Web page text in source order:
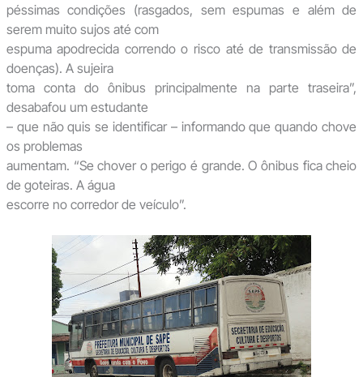
péssimas condições (rasgados, sem espumas e além de
serem muito sujos até com
espuma apodrecida correndo o risco até de transmissão de
doenças). A sujeira
toma conta do ônibus principalmente na parte traseira”,
desabafou um estudante
– que não quis se identificar – informando que quando chove
os problemas
aumentam. “Se chover o perigo é grande. O ônibus fica cheio
de goteiras. A água
escorre no corredor de veículo”.